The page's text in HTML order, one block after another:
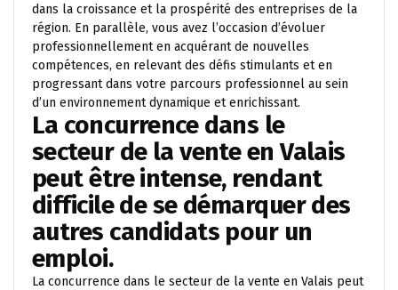
dans la croissance et la prospérité des entreprises de la
région. En parallèle, vous avez l’occasion d’évoluer
professionnellement en acquérant de nouvelles
compétences, en relevant des défis stimulants et en
progressant dans votre parcours professionnel au sein
d’un environnement dynamique et enrichissant.
La concurrence dans le
secteur de la vente en Valais
peut être intense, rendant
difficile de se démarquer des
autres candidats pour un
emploi.
La concurrence dans le secteur de la vente en Valais peut